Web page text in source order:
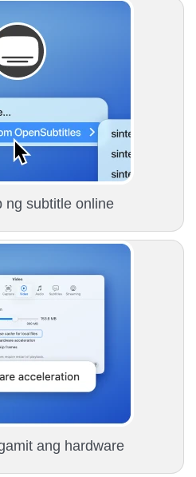
ng subtitle online
ang hardware